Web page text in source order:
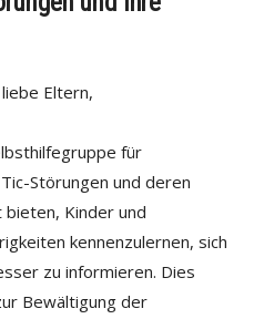
Eltern,
für
Störungen und deren
bieten, Kinder und
kennenzulernen, sich
zu informieren. Dies
Bewältigung der